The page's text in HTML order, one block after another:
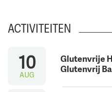
ACTIVITEITEN
Glutenvrije
Glutenvrij
10
AUG